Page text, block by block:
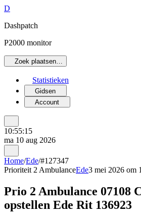
D
Dashpatch
P2000 monitor
Zoek plaatsen…
Statistieken
Gidsen
Account
10:55:15
ma 10 aug 2026
Home/Ede/#127347
Prioriteit 2 AmbulanceEde3 mei 2026 om
Prio 2 Ambulance 07108
opstellen Ede Rit 136923